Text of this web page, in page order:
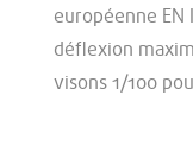
européenne EN
déflexion
visons 1/100